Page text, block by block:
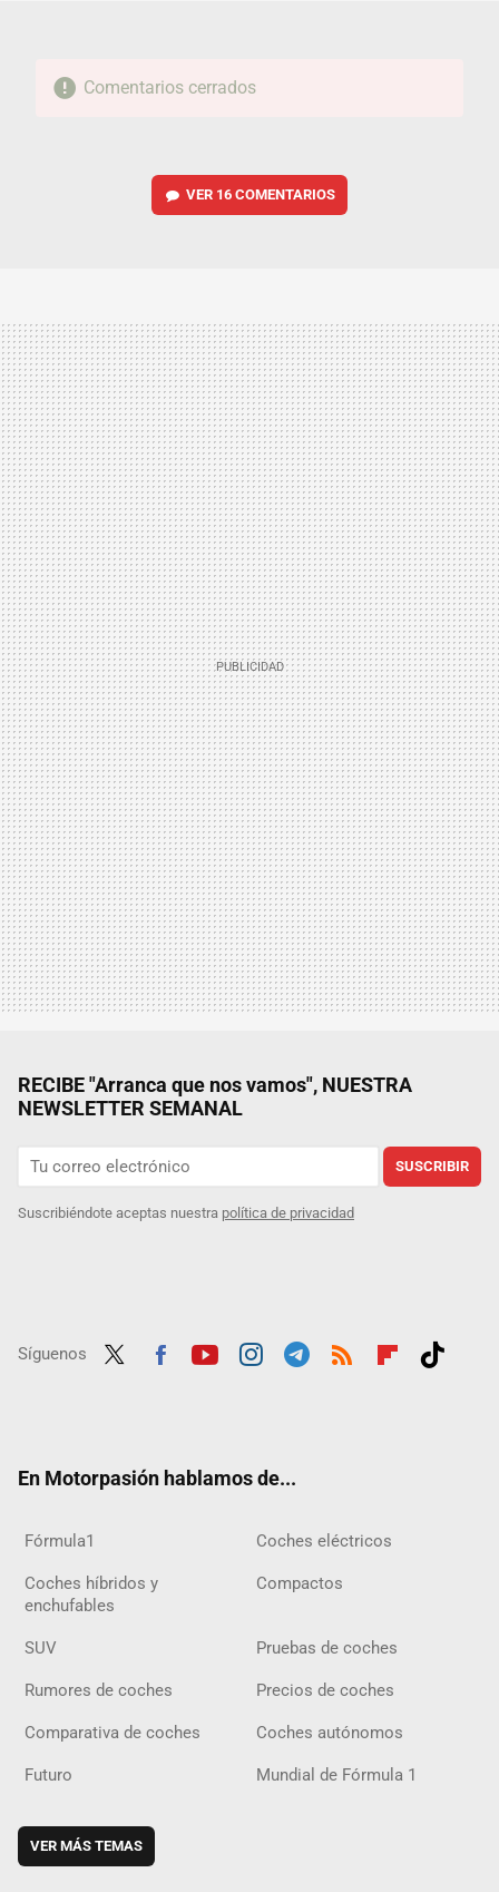
Comentarios cerrados
VER 16 COMENTARIOS
RECIBE "Arranca que nos vamos", NUESTRA
NEWSLETTER SEMANAL
SUSCRIBIR
Suscribiéndote aceptas nuestra política de privacidad
Síguenos
En Motorpasión hablamos de...
Fórmula1 Coches eléctricos
Coches híbridos y
enchufables
Compactos
SUV Pruebas de coches
Rumores de coches Precios de coches
Comparativa de coches Coches autónomos
Futuro Mundial de Fórmula 1
VER MÁS TEMAS